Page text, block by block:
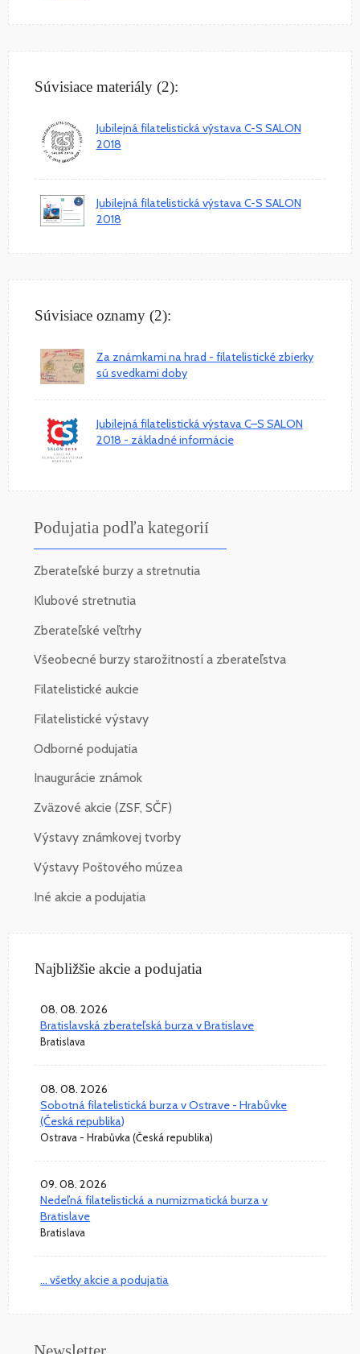
Súvisiace materiály (2):
Jubilejná filatelistická výstava C-S SALON
2018
Jubilejná filatelistická výstava C-S SALON
2018
Súvisiace oznamy (2):
Za známkami na hrad - filatelistické zbierky
sú svedkami doby
Jubilejná filatelistická výstava C–S SALON
2018 - základné informácie
Podujatia podľa kategorií
Zberateľské burzy a stretnutia
Klubové stretnutia
Zberateľské veľtrhy
Všeobecné burzy starožitností a zberateľstva
Filatelistické aukcie
Filatelistické výstavy
Odborné podujatia
Inaugurácie známok
Zväzové akcie (ZSF, SČF)
Výstavy známkovej tvorby
Výstavy Poštového múzea
Iné akcie a podujatia
Najbližšie akcie a podujatia
08. 08. 2026
Bratislavská zberateľská burza v Bratislave
Bratislava
08. 08. 2026
Sobotná filatelistická burza v Ostrave - Hrabůvke
(Česká republika)
Ostrava - Hrabůvka (Česká republika)
09. 08. 2026
Nedeľná filatelistická a numizmatická burza v
Bratislave
Bratislava
... všetky akcie a podujatia
Newsletter